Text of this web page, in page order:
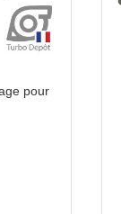
pour